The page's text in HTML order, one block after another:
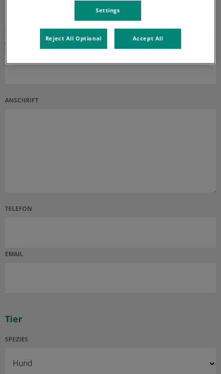
VORNAME
ANSCHRIFT
TELEFON
EMAIL
Tier
SPEZIES
Settings
Reject All Optional Accept All